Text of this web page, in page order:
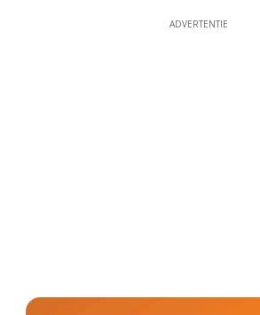
ADVERTENTIE